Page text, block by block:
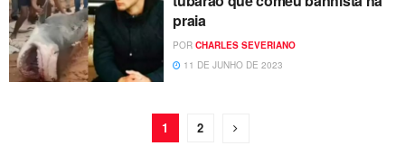
praia
POR CHARLES SEVERIANO
11 DE JUNHO DE 2023
1 2